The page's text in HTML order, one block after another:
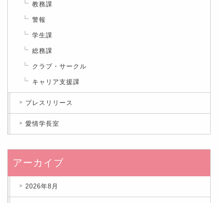
教務課
警報
学生課
総務課
クラブ・サークル
キャリア支援課
プレスリリース
愛情学長室
アーカイブ
2026年8月